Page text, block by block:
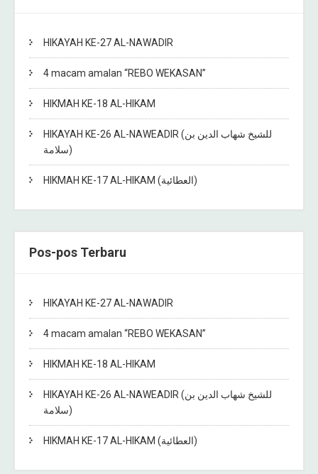
HIKAYAH KE-27 AL-NAWADIR
4 macam amalan “REBO WEKASAN”
HIKMAH KE-18 AL-HIKAM
HIKAYAH KE-26 AL-NAWEADIR (للشيخ شهاب الدين بن
سلامة)
HIKMAH KE-17 AL-HIKAM (العطائية)
Pos-pos Terbaru
HIKAYAH KE-27 AL-NAWADIR
4 macam amalan “REBO WEKASAN”
HIKMAH KE-18 AL-HIKAM
HIKAYAH KE-26 AL-NAWEADIR (للشيخ شهاب الدين بن
سلامة)
HIKMAH KE-17 AL-HIKAM (العطائية)